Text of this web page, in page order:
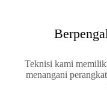
Teknisi kami
menangani